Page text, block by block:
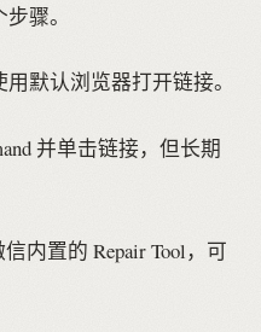
骤。
默认浏览器打开链接。
并单击链接，但长期
内置的 Repair Tool，可